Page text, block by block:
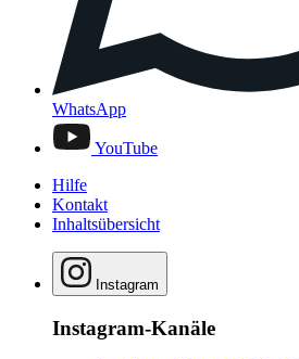
WhatsApp
YouTube
Hilfe
Kontakt
Inhaltsübersicht
Instagram
Instagram-Kanäle